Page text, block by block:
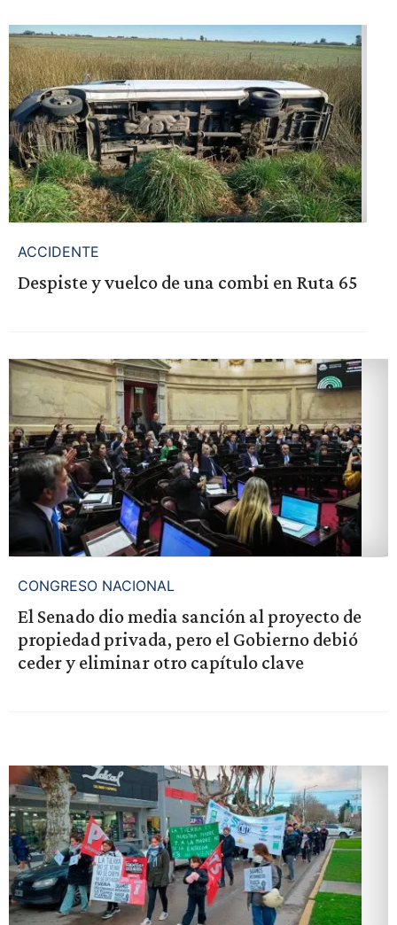
ACCIDENTE
Despiste y vuelco de una combi en Ruta 65
CONGRESO NACIONAL
El Senado dio media sanción al proyecto de
propiedad privada, pero el Gobierno debió
ceder y eliminar otro capítulo clave